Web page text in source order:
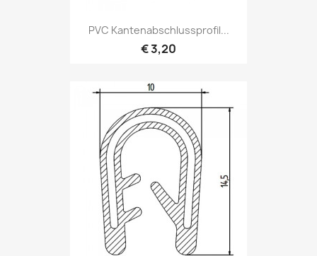
PVC Kantenabschlussprofil...
€ 3,20